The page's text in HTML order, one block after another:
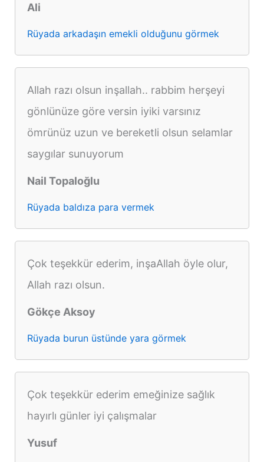
Ali
Rüyada arkadaşın emekli olduğunu görmek
Allah razı olsun inşallah.. rabbim herşeyi
gönlünüze göre versin iyiki varsınız
ömrünüz uzun ve bereketli olsun selamlar
saygılar sunuyorum
Nail Topaloğlu
Rüyada baldıza para vermek
Çok teşekkür ederim, inşaAllah öyle olur,
Allah razı olsun.
Gökçe Aksoy
Rüyada burun üstünde yara görmek
Çok teşekkür ederim emeğinize sağlık
hayırlı günler iyi çalışmalar
Yusuf